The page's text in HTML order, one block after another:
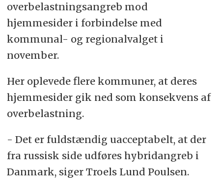
overbelastningsangreb mod
hjemmesider i forbindelse med
kommunal- og regionalvalget i
november.
Her oplevede flere kommuner, at deres
hjemmesider gik ned som konsekvens af
overbelastning.
- Det er fuldstændig uacceptabelt, at der
fra russisk side udføres hybridangreb i
Danmark, siger Troels Lund Poulsen.